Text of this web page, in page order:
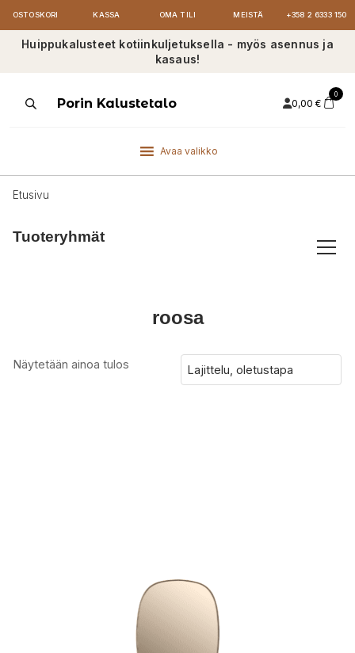
OSTOSKORI KASSA OMA TILI MEISTÄ +358 2 6333 150
Huippukalusteet kotiinkuljetuksella - myös asennus ja
kasaus!
ProductsPorin Kalustetalo 0,00 €
0
Avaa valikko
Etusivu
Tuoteryhmät
roosa
Näytetään ainoa tulos